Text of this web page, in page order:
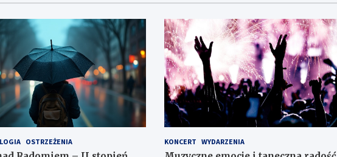
OSTRZEŻENIA KONCERT WYDARZENIA